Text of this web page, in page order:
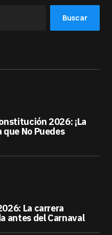
Buscar
2026: ¡La
No Puedes
La carrera
antes del Carnaval